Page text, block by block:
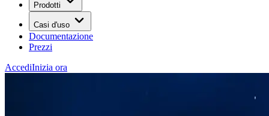
Prodotti
Casi d'uso
Documentazione
Prezzi
AccediInizia ora